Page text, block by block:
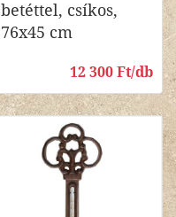
betéttel, csíkos,
76x45 cm
12 300 Ft/db